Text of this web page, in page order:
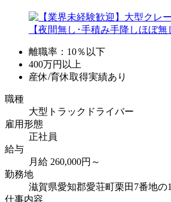
離職率：10％以下
400万円以上
産休/育休取得実績あり
職種
大型トラックドライバー
雇用形態
正社員
給与
月給 260,000円～
勤務地
滋賀県愛知郡愛荘町栗田7番地の1
仕事内容